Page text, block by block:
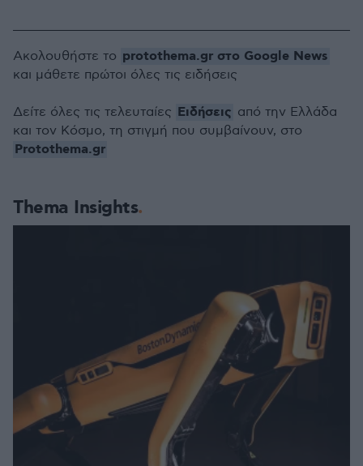
Thema Insights
Ακολουθήστε το protothema.gr στο Google News
και μάθετε πρώτοι όλες τις ειδήσεις
Δείτε όλες τις τελευταίες Ειδήσεις από την Ελλάδα
και τον Κόσμο, τη στιγμή που συμβαίνουν, στο
Protothema.gr